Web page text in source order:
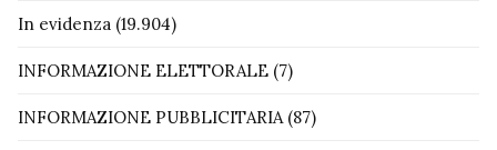
In evidenza (19.904)
INFORMAZIONE ELETTORALE (7)
INFORMAZIONE PUBBLICITARIA(87)